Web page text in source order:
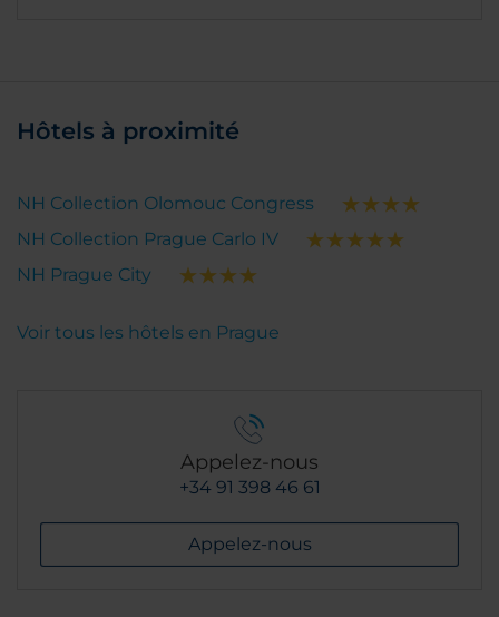
Hôtels à proximité
NH Collection Olomouc Congress
NH Collection Prague Carlo IV
NH Prague City
Voir tous les hôtels en Prague
Appelez-nous
+34 91 398 46 61
Appelez-nous